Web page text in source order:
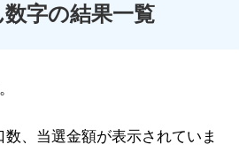
字の結果一覧
、当選金額が表示されていま